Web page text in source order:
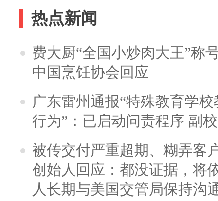
热点新闻
费大厨“全国小炒肉大王”称
中国烹饪协会回应
广东雷州通报“特殊教育学
行为”：已启动问责程序 副
被传交付严重超期、糊弄客
创始人回应：都没证据，将
人长期与美国交管局保持沟